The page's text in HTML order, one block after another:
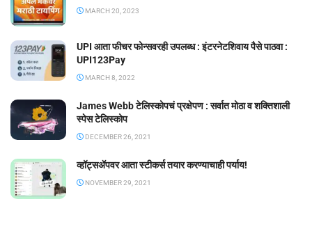
MARCH 20, 2023
UPI आता फीचर फोन्सवरही उपलब्ध : इंटरनेटशिवाय पैसे पाठवा :
UPI123Pay
MARCH 8, 2022
James Webb टेलिस्कोपचं प्रक्षेपण : सर्वात मोठा व शक्तिशाली
स्पेस टेलिस्कोप
DECEMBER 26, 2021
व्हॉट्सॲपवर आता स्टीकर्स तयार करण्याचाही पर्याय!
NOVEMBER 29, 2021